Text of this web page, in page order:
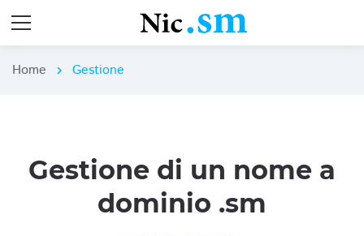
Home chevron_right Gestione
Gestione di un nome a
dominio .sm